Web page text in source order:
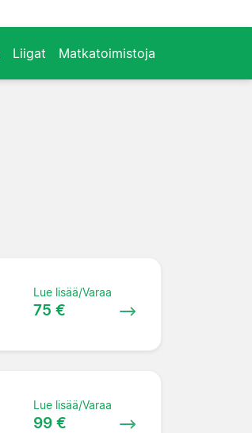
Liigat Matkatoimistoja
Lue lisää/Varaa
75 €
Lue lisää/Varaa
99 €